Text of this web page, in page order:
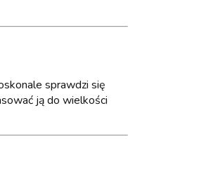
sprawdzi się
ją do wielkości